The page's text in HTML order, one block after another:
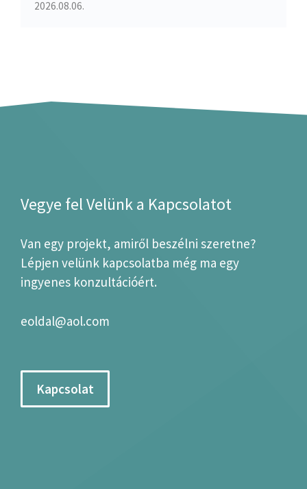
2026.08.06.
Vegye fel Velünk a Kapcsolatot
Van egy projekt, amiről beszélni szeretne?
Lépjen velünk kapcsolatba még ma egy
ingyenes konzultációért.
eoldal@aol.com
Kapcsolat